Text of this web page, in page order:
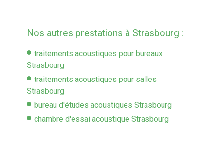
Nos autres prestations à Strasbourg :
traitements acoustiques pour bureaux
Strasbourg
traitements acoustiques pour salles
Strasbourg
bureau d'études acoustiques Strasbourg
chambre d'essai acoustique Strasbourg